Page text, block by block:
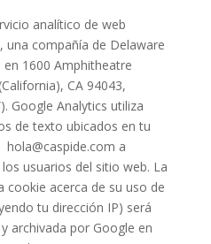
analítico de web
una compañía de Delaware
1600 Amphitheatre
CA 94043,
Google Analytics utiliza
de texto ubicados en tu
a
usuarios del sitio web. La
cookie acerca de su uso de
tu dirección IP) será
archivada por Google en